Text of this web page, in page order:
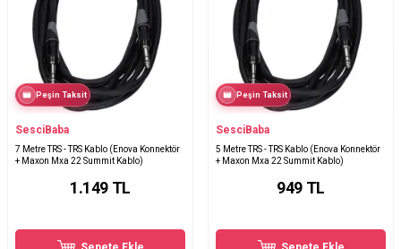
Peşin Taksit
SesciBaba
7 Metre TRS - TRS Kablo (Enova Konnektör
+ Maxon Mxa 22 Summit Kablo)
1.149 TL
Peşin Taksit
SesciBaba
5 Metre TRS - TRS Kablo (Enova Konnektör
+ Maxon Mxa 22 Summit Kablo)
949 TL